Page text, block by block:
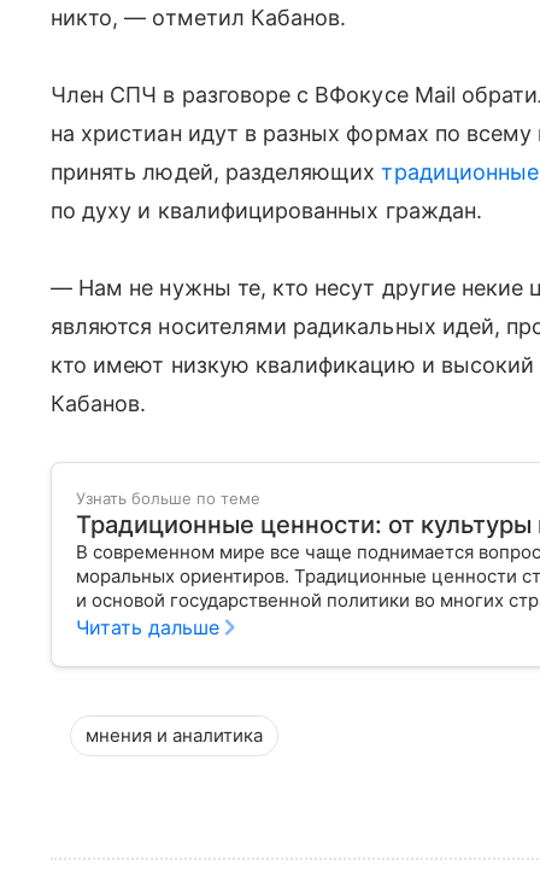
никто, — отметил Кабанов.
Член СПЧ в разговоре с ВФокусе Mail
на христиан идут в разных формах по
принять людей, разделяющих
по духу и квалифицированных граждан.
— Нам не нужны те, кто несут другие некие
являются носителями радикальных идей,
кто имеют низкую квалификацию и
Кабанов.
Узнать больше по теме
Традиционные ценности: от культуры
В современном мире все чаще поднимается
моральных ориентиров. Традиционные ценности
и основой государственной политики во многих
этим термином, как он закреплен в российском
Читать дальше
мнения и аналитика